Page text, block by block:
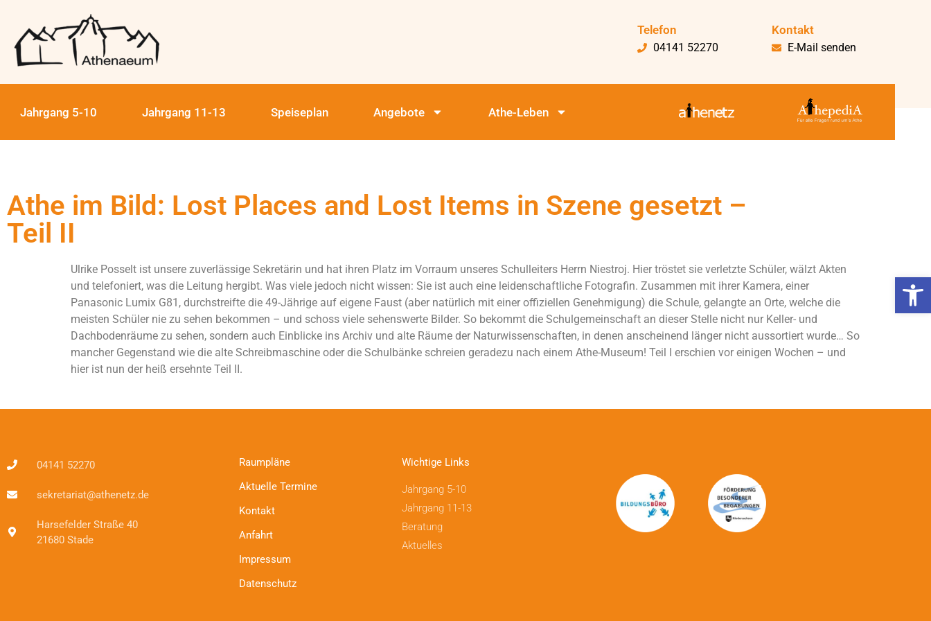
Telefon
04141 52270
Kontakt
E-Mail senden
Jahrgang 5-10 Jahrgang 11-13 Speiseplan Angebote Athe-Leben
Athe im Bild: Lost Places and Lost Items in Szene gesetzt –
Teil II
Ulrike Posselt ist unsere zuverlässige Sekretärin und hat ihren Platz im Vorraum unseres Schulleiters Herrn Niestroj. Hier tröstet sie verletzte Schüler, wälzt Akten
und telefoniert, was die Leitung hergibt. Was viele jedoch nicht wissen: Sie ist auch eine leidenschaftliche Fotografin. Zusammen mit ihrer Kamera, einer
Panasonic Lumix G81, durchstreifte die 49-Jährige auf eigene Faust (aber natürlich mit einer offiziellen Genehmigung) die Schule, gelangte an Orte, welche die
meisten Schüler nie zu sehen bekommen – und schoss viele sehenswerte Bilder. So bekommt die Schulgemeinschaft an dieser Stelle nicht nur Keller- und
Dachbodenräume zu sehen, sondern auch Einblicke ins Archiv und alte Räume der Naturwissenschaften, in denen anscheinend länger nicht aussortiert wurde… So
mancher Gegenstand wie die alte Schreibmaschine oder die Schulbänke schreien geradezu nach einem Athe-Museum! Teil I erschien vor einigen Wochen – und
hier ist nun der heiß ersehnte Teil II.
04141 52270
sekretariat@athenetz.de
Harsefelder Straße 40
21680 Stade
Raumpläne
Aktuelle Termine
Kontakt
Anfahrt
Impressum
Datenschutz
Wichtige Links
Jahrgang 5-10
Jahrgang 11-13
Beratung
Aktuelles